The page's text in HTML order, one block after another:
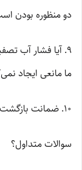
دو منظوره بودن
۹. آیا فشار آب
ما مانعی ایجاد
۱۰. ضمانت بازگشت دارید؟ بله، اگر محصول مطابق توضیحات نباشد.
سوالات متداول؟